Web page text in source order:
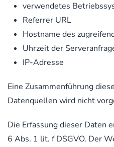
verwendetes
Referrer URL
Hostname des
Uhrzeit der
IP-Adresse
Eine Zusammenführung
Datenquellen wird nicht
Die Erfassung dieser Daten
6 Abs. 1 lit. f DSGVO. Der